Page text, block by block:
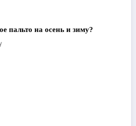
пальто на осень и зиму?